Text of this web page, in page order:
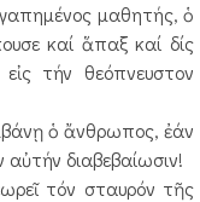
μαθητής, ὁ
καί ἅπαξ καί δίς
τήν θεόπνευστον
ὁ ἄνθρωπος, ἐάν
διαβεβαίωσιν!
τόν σταυρόν τῆς